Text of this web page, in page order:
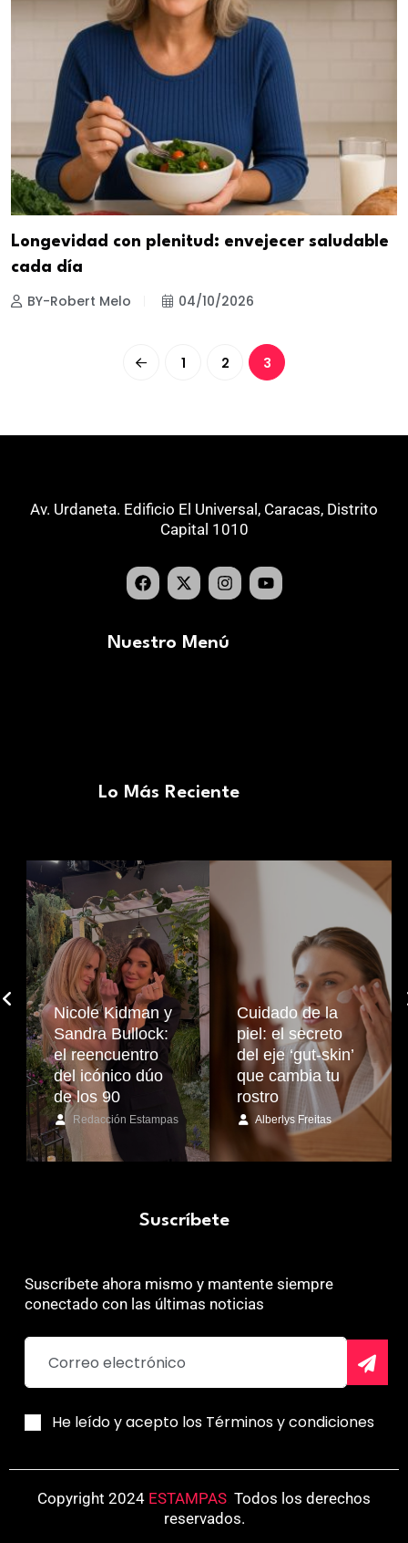
Longevidad con plenitud: envejecer saludable
cada día
BY-Robert Melo 04/10/2026
1 2 3
Av. Urdaneta. Edificio El Universal, Caracas, Distrito
Capital 1010
Nuestro Menú
Lo Más Reciente
Nicole Kidman y
Sandra Bullock:
el reencuentro
del icónico dúo
de los 90
Redacción Estampas
Cuidado de la
piel: el secreto
del eje ‘gut-skin’
que cambia tu
rostro
Alberlys Freitas
Suscríbete
Suscríbete ahora mismo y mantente siempre
conectado con las últimas noticias
He leído y acepto los Términos y condiciones
Copyright 2024 ESTAMPAS Todos los derechos
reservados.